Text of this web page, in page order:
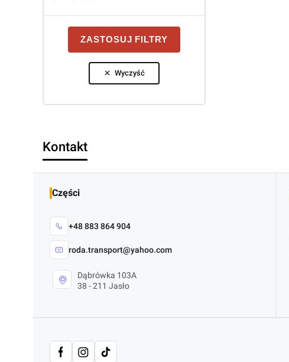
Wyczyść
ZASTOSUJ FILTRY
Kontakt
Części
+48 883 864 904
roda.transport@yahoo.com
Dąbrówka 103A
38 - 211 Jasło